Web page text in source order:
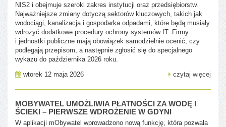
NIS2 i obejmuje szeroki zakres instytucji oraz przedsiębiorstw.
Najważniejsze zmiany dotyczą sektorów kluczowych, takich jak
wodociągi, kanalizacja i gospodarka odpadami, które będą musiały
wdrożyć dodatkowe procedury ochrony systemów IT. Firmy
i jednostki publiczne mają obowiązek samodzielnie ocenić, czy
podlegają przepisom, a następnie zgłosić się do specjalnego
wykazu do października 2026 roku.
wtorek 12 maja 2026
czytaj więcej
MOBYWATEL UMOŻLIWIA PŁATNOŚCI ZA WODĘ I
ŚCIEKI – PIERWSZE WDROŻENIE W GDYNI
W aplikacji mObywatel wprowadzono nową funkcję, która pozwala